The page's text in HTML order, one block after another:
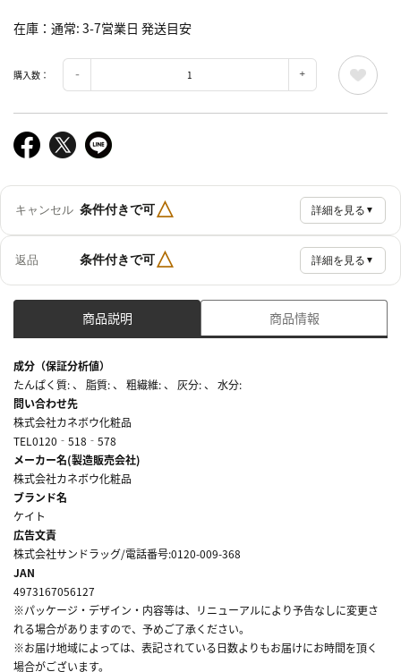
在庫 通常: 3-7営業日 発送目安
購入数：
キャンセル 条件付きで可△ 詳細を見る ▼
返品 条件付きで可△ 詳細を見る ▼
商品説明 商品情報
成分（保証分析値）
たんぱく質: 、 脂質: 、 粗繊維: 、 灰分: 、 水分:
問い合わせ先
株式会社カネボウ化粧品
TEL0120‐518‐578
メーカー名(製造販売会社)
株式会社カネボウ化粧品
ブランド名
ケイト
広告文責
株式会社サンドラッグ/電話番号:0120-009-368
JAN
4973167056127
※パッケージ・デザイン・内容等は、リニューアルにより予告なしに変更さ
れる場合がありますので、予めご了承ください。
※お届け地域によっては、表記されている日数よりもお届けにお時間を頂く
場合がございます。